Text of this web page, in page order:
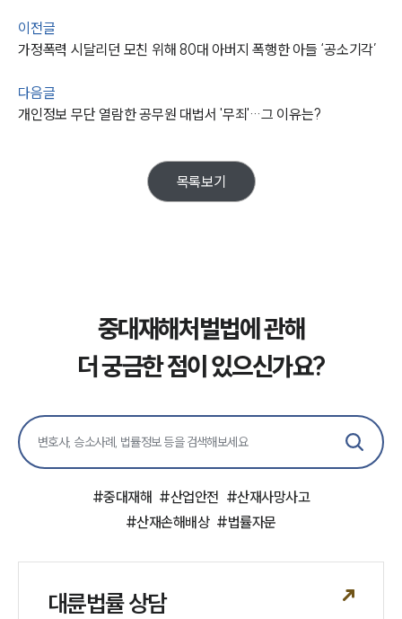
주요 업무사례
법률지식인
업무분야
중대재해전문변호사
언론보도
법률 블로그
법률서식
뉴스레터/브로슈어
세미나
대륜법률상담예약
이전글
가정폭력 시달리던 모친 위해 80대 아버지 폭행한 아들 ‘공소기각’
다음글
개인정보 무단 열람한 공무원 대법서 '무죄'…그 이유는?
목록보기
중대재해처벌법에 관해
더 궁금한 점이 있으신가요?
#중대재해 #산업안전 #산재사망사고
#산재손해배상 #법률자문
대륜법률 상담